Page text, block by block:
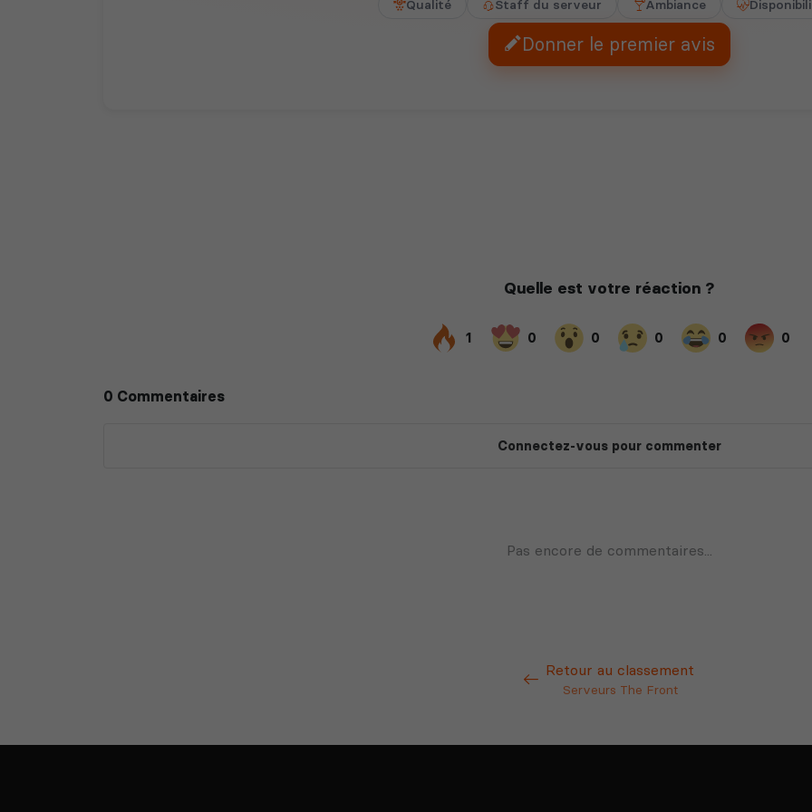
Qualité Staff du serveur Ambiance
Donner le premier avis
Retour au classement
Serveurs The Front